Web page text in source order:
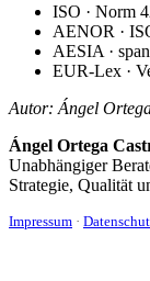
ISO · Norm
AENOR ·
AESIA ·
EUR-Lex ·
Autor: Ángel
Ángel Ortega
Unabhängiger
Strategie, Qualität
Impressum ·